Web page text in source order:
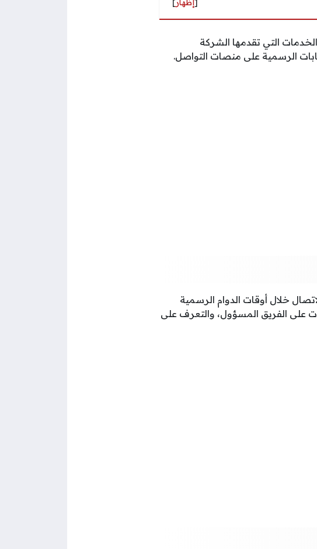
[إظهار]
التي تقدمها الشركة
الرسمية على منصات التواصل.
خلال أوقات الدوام الرسمية
على الفريق المسؤول، والتعرف على